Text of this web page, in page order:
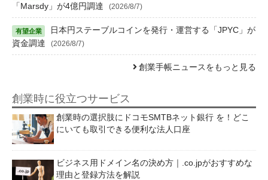
「Marsdy」が4億円調達
(2026/8/7)
日本円ステーブルコインを発行・運営する「JPYC」が
資金調達
(2026/8/7)
創業手帳ニュースをもっと見る
創業時に役立つサービス
創業時の選択肢にドコモSMTBネット銀行 を！どこ
にいても取引できる便利な法人口座
ビジネス用ドメイン名の決め方｜.co.jpがおすすめな
理由と登録方法を解説